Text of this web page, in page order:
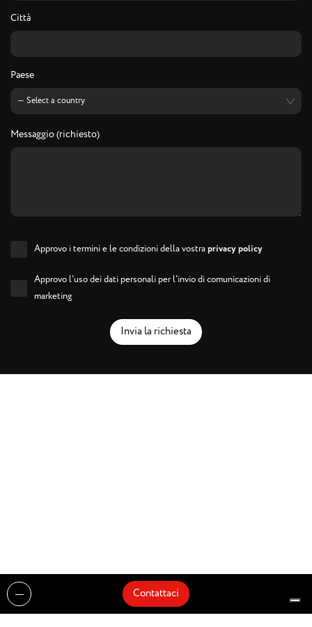
Città
Paese
Messaggio (richiesto)
Approvo i termini e le condizioni della vostraprivacy policy
Approvo l'uso dei dati personali per l'invio di comunicazioni di
marketing
Invia la richiesta
Contattaci